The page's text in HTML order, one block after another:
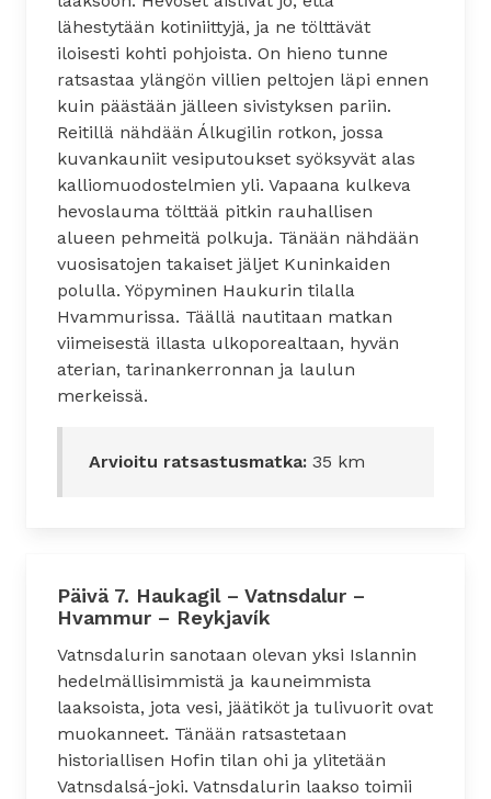
lähestytään kotiniittyjä, ja ne tölttävät
iloisesti kohti pohjoista. On hieno tunne
ratsastaa ylängön villien peltojen läpi ennen
kuin päästään jälleen sivistyksen pariin.
Reitillä nähdään Álkugilin rotkon, jossa
kuvankauniit vesiputoukset syöksyvät alas
kalliomuodostelmien yli. Vapaana kulkeva
hevoslauma tölttää pitkin rauhallisen
alueen pehmeitä polkuja. Tänään nähdään
vuosisatojen takaiset jäljet Kuninkaiden
polulla. Yöpyminen Haukurin tilalla
Hvammurissa. Täällä nautitaan matkan
viimeisestä illasta ulkoporealtaan, hyvän
aterian, tarinankerronnan ja laulun
merkeissä.
Arvioitu ratsastusmatka: 35 km
Päivä 7. Haukagil – Vatnsdalur –
Hvammur – Reykjavík
Vatnsdalurin sanotaan olevan yksi Islannin
hedelmällisimmistä ja kauneimmista
laaksoista, jota vesi, jäätiköt ja tulivuorit ovat
muokanneet. Tänään ratsastetaan
historiallisen Hofin tilan ohi ja ylitetään
Vatnsdalsá-joki. Vatnsdalurin laakso toimii